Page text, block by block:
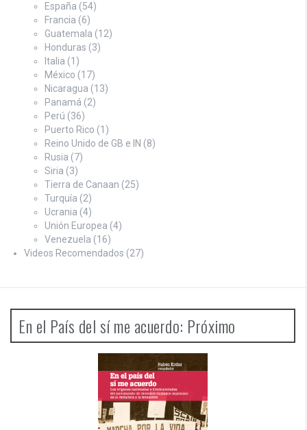
España (54)
Francia (6)
Guatemala (12)
Honduras (3)
Italia (1)
México (17)
Nicaragua (13)
Panamá (2)
Perú (36)
Puerto Rico (1)
Reino Unido de GB e IN (8)
Rusia (7)
Siria (3)
Tierra de Canaan (25)
Turquía (2)
Ucrania (4)
Unión Europea (4)
Venezuela (16)
Videos Recomendados (27)
En el País del sí me acuerdo: Próximo